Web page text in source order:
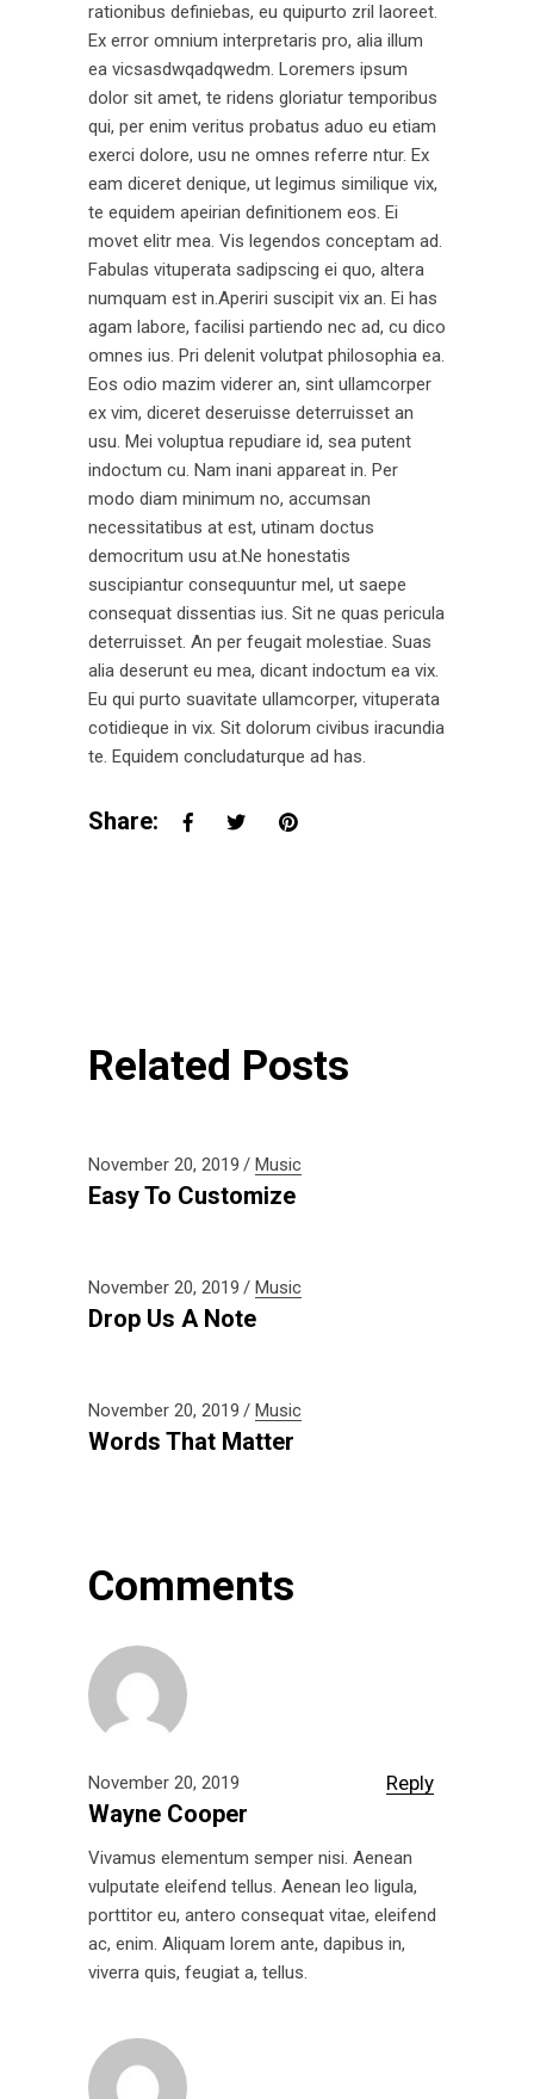
rationibus definiebas, eu quipurto zril laoreet.
Ex error omnium interpretaris pro, alia illum
ea vicsasdwqadqwedm. Loremers ipsum
dolor sit amet, te ridens gloriatur temporibus
qui, per enim veritus probatus aduo eu etiam
exerci dolore, usu ne omnes referre ntur. Ex
eam diceret denique, ut legimus similique vix,
te equidem apeirian definitionem eos. Ei
movet elitr mea. Vis legendos conceptam ad.
Fabulas vituperata sadipscing ei quo, altera
numquam est in.Aperiri suscipit vix an. Ei has
agam labore, facilisi partiendo nec ad, cu dico
omnes ius. Pri delenit volutpat philosophia ea.
Eos odio mazim viderer an, sint ullamcorper
ex vim, diceret deseruisse deterruisset an
usu. Mei voluptua repudiare id, sea putent
indoctum cu. Nam inani appareat in. Per
modo diam minimum no, accumsan
necessitatibus at est, utinam doctus
democritum usu at.Ne honestatis
suscipiantur consequuntur mel, ut saepe
consequat dissentias ius. Sit ne quas pericula
deterruisset. An per feugait molestiae. Suas
alia deserunt eu mea, dicant indoctum ea vix.
Eu qui purto suavitate ullamcorper, vituperata
cotidieque in vix. Sit dolorum civibus iracundia
te. Equidem concludaturque ad has.
Share:
Related Posts
November 20, 2019 Music
Easy To Customize
November 20, 2019 Music
Drop Us A Note
November 20, 2019 Music
Words That Matter
Comments
November 20, 2019 Reply
Wayne Cooper
Vivamus elementum semper nisi. Aenean
vulputate eleifend tellus. Aenean leo ligula,
porttitor eu, antero consequat vitae, eleifend
ac, enim. Aliquam lorem ante, dapibus in,
viverra quis, feugiat a, tellus.